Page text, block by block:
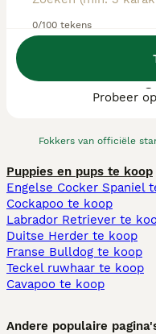
0/100 tekens
Fokkers van officiële
We hebben 0
Probeer
Puppies en pups te koop
Engelse Cocker Spaniel
Cockapoo te koop
Labrador Retriever te
Duitse Herder te koop
Franse Bulldog te koop
Teckel ruwhaar te koop
Cavapoo te koop
Andere populaire